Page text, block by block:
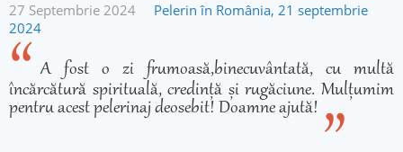
27 Septembrie 2024
Pelerin în România, 21 septembrie
2024
A fost o zi frumoasă,binecuvântată, cu multă
încărcătură spirituală, credință și rugăciune. Mulțumim
pentru acest pelerinaj deosebit! Doamne ajută!